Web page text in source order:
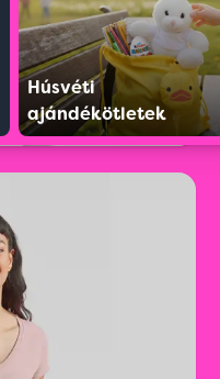
Húsvéti
ajándékötletek